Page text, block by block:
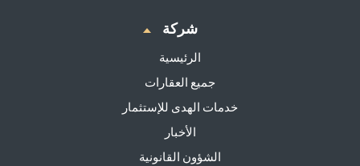
شركة
الرئيسية
جميع العقارات
خدمات الهدى للإستثمار
الأخبار
الشؤون القانونية